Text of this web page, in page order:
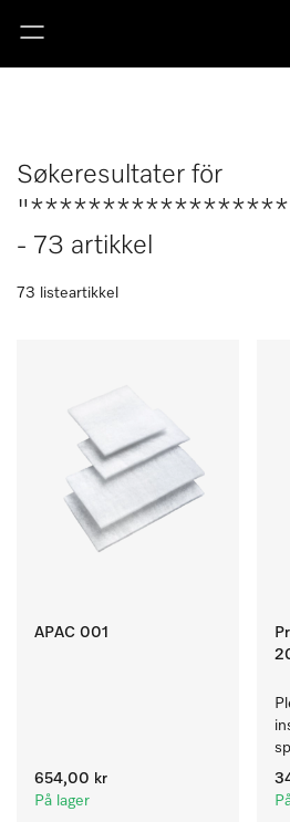
Søkeresultater för
- 73 artikkel
73 listeartikkel
APAC 001
654,00 kr
På lager